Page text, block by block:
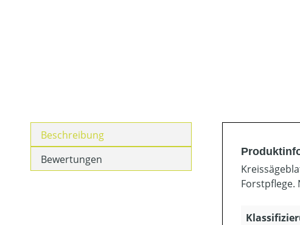
Beschreibung
Bewertungen
Forstpflege.